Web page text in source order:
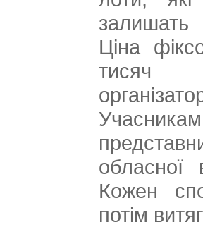
залишать
Ціна
тисяч
обласної
Кожен
потім